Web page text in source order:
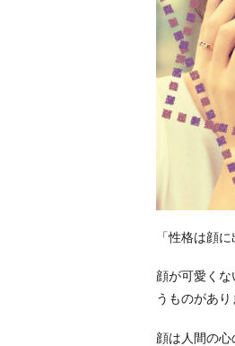
「性格は顔
顔が可愛く
うものがあり
顔は人間の